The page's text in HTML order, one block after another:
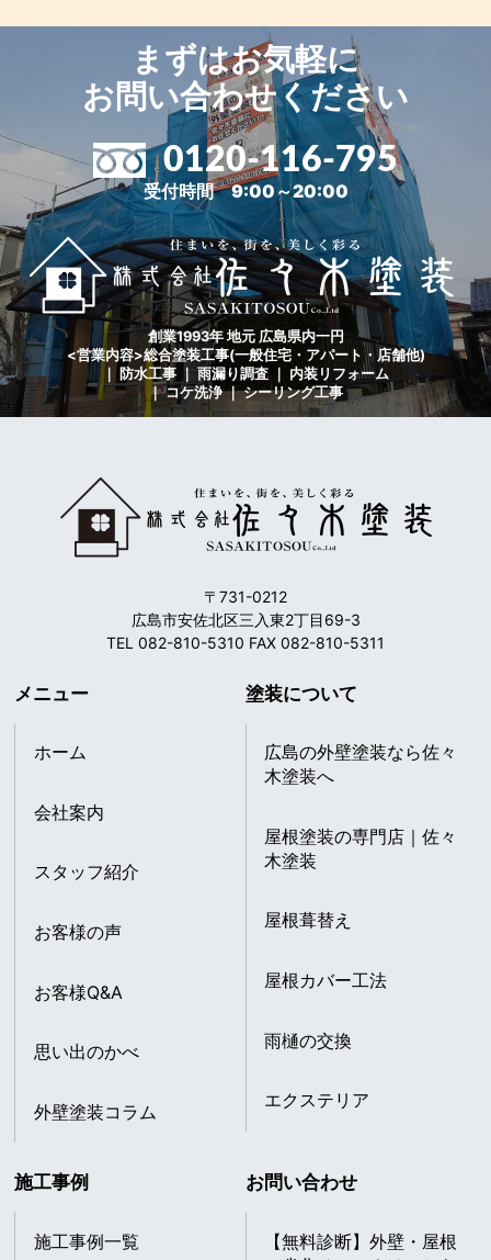
まずはお気軽に
お問い合わせください
0120-116-795
受付時間 9:00～20:00
創業1993年 地元 広島県内一円
<営業内容>総合塗装工事(一般住宅・アパート・店舗他)
｜ 防水工事 ｜ 雨漏り調査 ｜ 内装リフォーム
｜ コケ洗浄 ｜ シーリング工事
〒731-0212
広島市安佐北区三入東2丁目69-3
TEL 082-810-5310 FAX 082-810-5311
メニュー
ホーム
会社案内
スタッフ紹介
お客様の声
お客様Q&A
思い出のかべ
外壁塗装コラム
塗装について
広島の外壁塗装なら佐々
木塗装へ
屋根塗装の専門店｜佐々
木塗装
屋根葺替え
屋根カバー工法
雨樋の交換
エクステリア
施工事例
施工事例一覧
お問い合わせ
【無料診断】外壁・屋根